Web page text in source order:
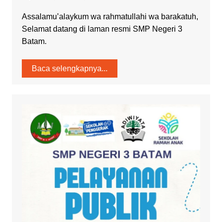
Assalamu’alaykum wa rahmatullahi wa barakatuh,
Selamat datang di laman resmi SMP Negeri 3
Batam.
Baca selengkapnya...